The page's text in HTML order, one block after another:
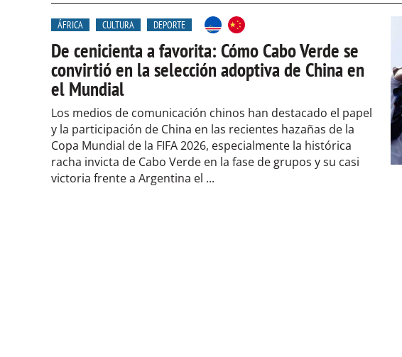
ÁFRICA CULTURA DEPORTE
De cenicienta a favorita: Cómo Cabo Verde se
convirtió en la selección adoptiva de China en
el Mundial
Los medios de comunicación chinos han destacado el papel
y la participación de China en las recientes hazañas de la
Copa Mundial de la FIFA 2026, especialmente la histórica
racha invicta de Cabo Verde en la fase de grupos y su casi
victoria frente a Argentina el ...